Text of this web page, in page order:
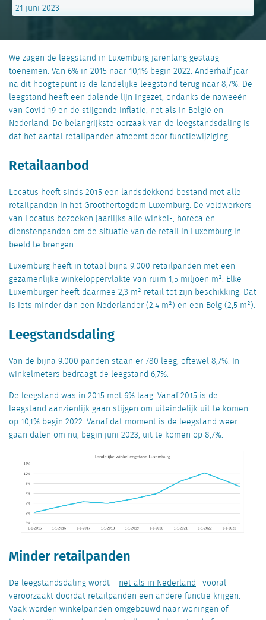
21 juni 2023
We zagen de leegstand in Luxemburg jarenlang gestaag
toenemen. Van 6% in 2015 naar 10,1% begin 2022. Anderhalf jaar
na dit hoogtepunt is de landelijke leegstand terug naar 8,7%. De
leegstand heeft een dalende lijn ingezet, ondanks de naweeën
van Covid 19 en de stijgende inflatie, net als in België en
Nederland. De belangrijkste oorzaak van de leegstandsdaling is
dat het aantal retailpanden afneemt door functiewijziging.
Retailaanbod
Locatus heeft sinds 2015 een landsdekkend bestand met alle
retailpanden in het Groothertogdom Luxemburg. De veldwerkers
van Locatus bezoeken jaarlijks alle winkel-, horeca en
dienstenpanden om de situatie van de retail in Luxemburg in
beeld te brengen.
Luxemburg heeft in totaal bijna 9.000 retailpanden met een
gezamenlijke winkeloppervlakte van ruim 1,5 miljoen m². Elke
Luxemburger heeft daarmee 2,3 m² retail tot zijn beschikking. Dat
is iets minder dan een Nederlander (2,4 m²) en een Belg (2,5 m²).
Leegstandsdaling
Van de bijna 9.000 panden staan er 780 leeg, oftewel 8,7%. In
winkelmeters bedraagt de leegstand 6,7%.
De leegstand was in 2015 met 6% laag. Vanaf 2015 is de
leegstand aanzienlijk gaan stijgen om uiteindelijk uit te komen
op 10,1% begin 2022. Vanaf dat moment is de leegstand weer
gaan dalen om nu, begin juni 2023, uit te komen op 8,7%.
Minder retailpanden
De leegstandsdaling wordt –net als in Nederland– vooral
veroorzaakt doordat retailpanden een andere functie krijgen.
Vaak worden winkelpanden omgebouwd naar woningen of